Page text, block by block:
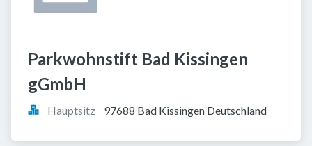
Parkwohnstift Bad Kissingen
gGmbH
Hauptsitz 97688 Bad Kissingen Deutschland